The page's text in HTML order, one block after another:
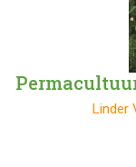
Linder